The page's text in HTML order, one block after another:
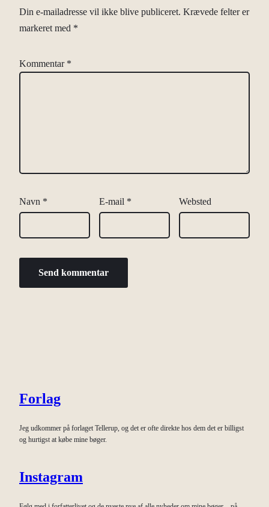
Din e-mailadresse vil ikke blive publiceret. Krævede felter er
markeret med *
Kommentar *
Navn * E-mail * Websted
Forlag
Jeg udkommer på forlaget Tellerup, og det er ofte direkte hos dem det er billigst
og hurtigst at købe mine bøger.
Instagram